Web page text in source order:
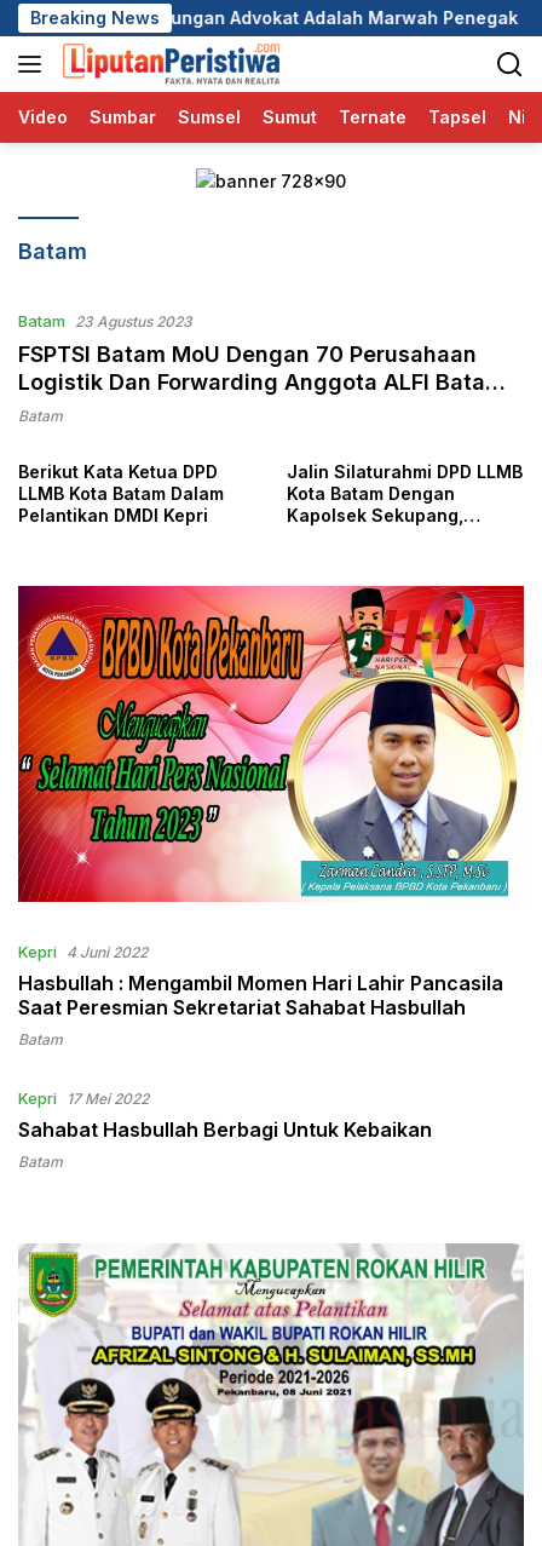
Langsung
ke
konten
Breaking News
Advokat Adalah Marwah Penegak Hukum DPC
Video Sumbar Sumsel Sumut Ternate Tapsel
Batam
Batam 23 Agustus 2023
FSPTSI Batam MoU Dengan 70 Perusahaan
Logistik Dan Forwarding Anggota ALFI Batam
Untuk Harmonisasi Bongkar Muat
Batam
Berikut Kata Ketua DPD
LLMB Kota Batam Dalam
Pelantikan DMDI Kepri
Jalin Silaturahmi DPD LLMB
Kota Batam Dengan
Kapolsek Sekupang,
Kepri 4 Juni 2022
Hasbullah : Mengambil Momen Hari Lahir Pancasila
Saat Peresmian Sekretariat Sahabat Hasbullah
Batam
Kepri 17 Mei 2022
Sahabat Hasbullah Berbagi Untuk Kebaikan
Batam